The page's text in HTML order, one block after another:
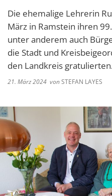
Die ehemalige Lehrerin
März in Ramstein ihren
unter anderem auch
die Stadt und
den Landkreis
21. März 2024 vonSTEFAN LAYES